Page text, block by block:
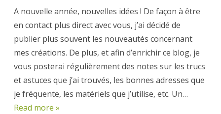
du
A nouvelle année, nouvelles idées ! De façon à être
en contact plus direct avec vous, j’ai décidé de
publier plus souvent les nouveautés concernant
mes créations. De plus, et afin d’enrichir ce blog, je
vous posterai régulièrement des notes sur les trucs
et astuces que j’ai trouvés, les bonnes adresses que
je fréquente, les matériels que j’utilise, etc. Un…
Read more »